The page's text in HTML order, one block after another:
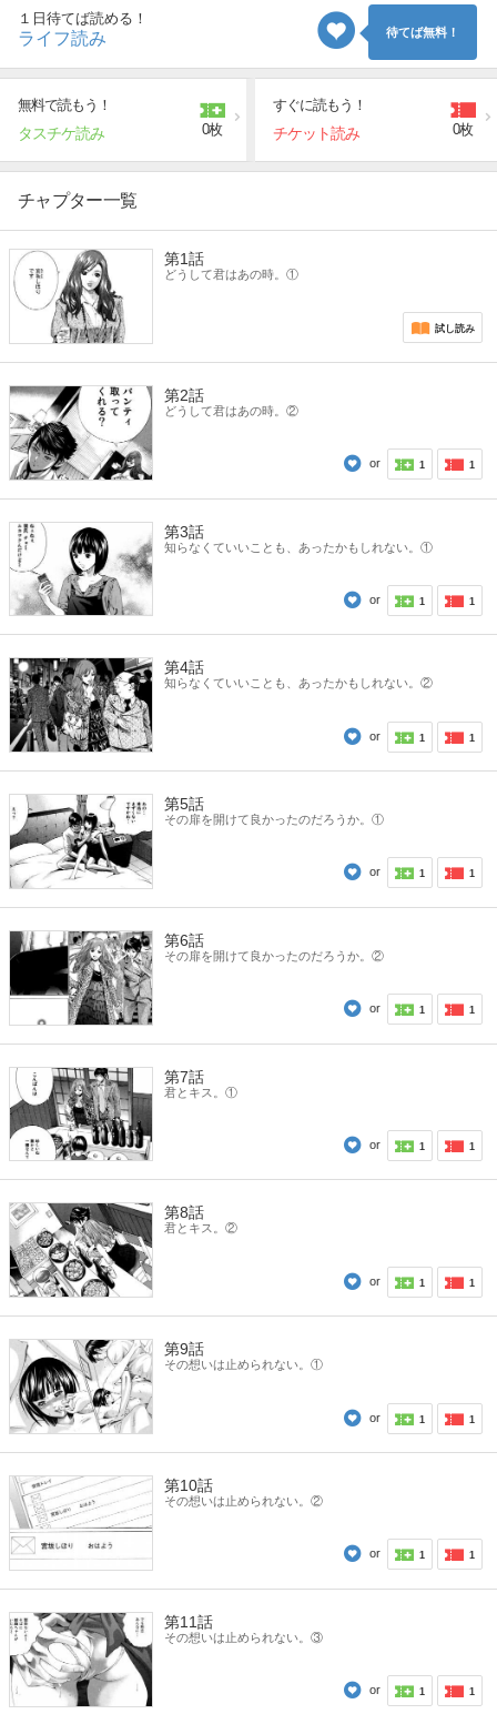
咎められるかと動揺する順平だが、しほりは順平に見せつけ
るように大胆なSEXを続け…。
その日を境に、年上の美女しほりの淫らな誘惑に翻弄されな
がらも激しく惹きつけられていく順平。
「先輩のカノジョ」との秘密の関係の行方は……!?
１日待てば読める！
ライフ読み 待てば無料！
無料で読もう！
タスチケ読み 0枚
すぐに読もう！
チケット読み 0枚
チャプター一覧
第1話
どうして君はあの時。①
試し読み
第2話
どうして君はあの時。②
or 1 1
第3話
知らなくていいことも、あったかもしれない。①
or 1 1
第4話
知らなくていいことも、あったかもしれない。②
or 1 1
第5話
その扉を開けて良かったのだろうか。①
or 1 1
第6話
その扉を開けて良かったのだろうか。②
or 1 1
第7話
君とキス。①
or 1 1
第8話
君とキス。②
or 1 1
第9話
その想いは止められない。①
or 1 1
第10話
その想いは止められない。②
or 1 1
第11話
その想いは止められない。③
or 1 1